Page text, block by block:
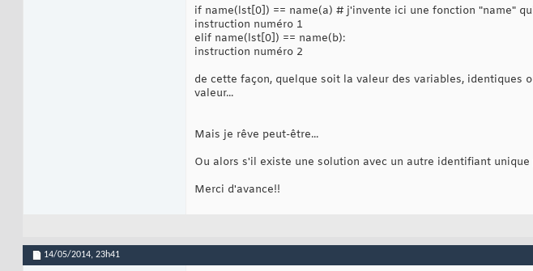
if name(lst[0]) == name(a) # j'invente ici une fonction "name"
instruction numéro 1
elif name(lst[0]) == name(b):
instruction numéro 2
de cette façon, quelque soit la valeur des variables,
valeur...
Mais je rêve peut-être...
Ou alors s'il existe une solution avec un autre identifiant
Merci d'avance!!
14/05/2014, 23h41